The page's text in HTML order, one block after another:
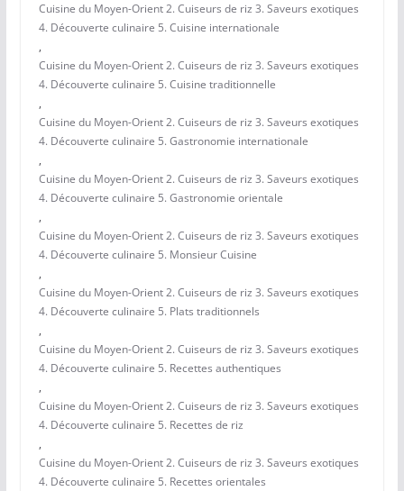
Cuisine du Moyen-Orient 2. Cuiseurs de riz 3. Saveurs exotiques
4. Découverte culinaire 5. Cuisine internationale
,
Cuisine du Moyen-Orient 2. Cuiseurs de riz 3. Saveurs exotiques
4. Découverte culinaire 5. Cuisine traditionnelle
,
Cuisine du Moyen-Orient 2. Cuiseurs de riz 3. Saveurs exotiques
4. Découverte culinaire 5. Gastronomie internationale
,
Cuisine du Moyen-Orient 2. Cuiseurs de riz 3. Saveurs exotiques
4. Découverte culinaire 5. Gastronomie orientale
,
Cuisine du Moyen-Orient 2. Cuiseurs de riz 3. Saveurs exotiques
4. Découverte culinaire 5. Monsieur Cuisine
,
Cuisine du Moyen-Orient 2. Cuiseurs de riz 3. Saveurs exotiques
4. Découverte culinaire 5. Plats traditionnels
,
Cuisine du Moyen-Orient 2. Cuiseurs de riz 3. Saveurs exotiques
4. Découverte culinaire 5. Recettes authentiques
,
Cuisine du Moyen-Orient 2. Cuiseurs de riz 3. Saveurs exotiques
4. Découverte culinaire 5. Recettes de riz
,
Cuisine du Moyen-Orient 2. Cuiseurs de riz 3. Saveurs exotiques
4. Découverte culinaire 5. Recettes orientales